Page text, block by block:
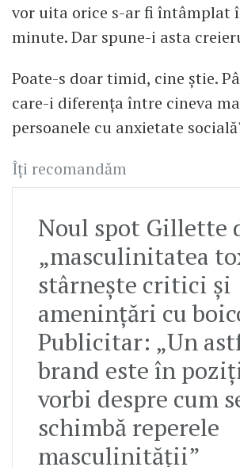
vor uita orice s-ar fi întâmplat
minute. Dar spune-i asta
Poate-s doar timid, cine știe.
care-i diferența între cineva
persoanele cu anxietate
Îți recomandăm
Noul spot Gillette
„masculinitatea
stârnește critici și
amenințări cu
Publicitar: „Un
brand este în
vorbi despre cum
schimbă reperele
masculinității”